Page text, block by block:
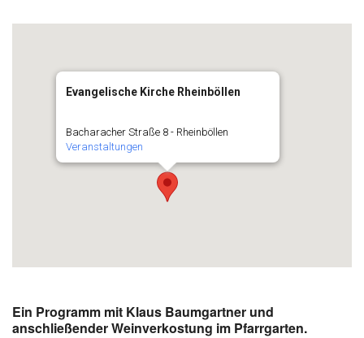
Evangelische Kirche Rheinböllen
Bacharacher Straße 8 - Rheinböllen
Veranstaltungen
Ein Programm mit Klaus Baumgartner und
anschließender Weinverkostung im Pfarrgarten.